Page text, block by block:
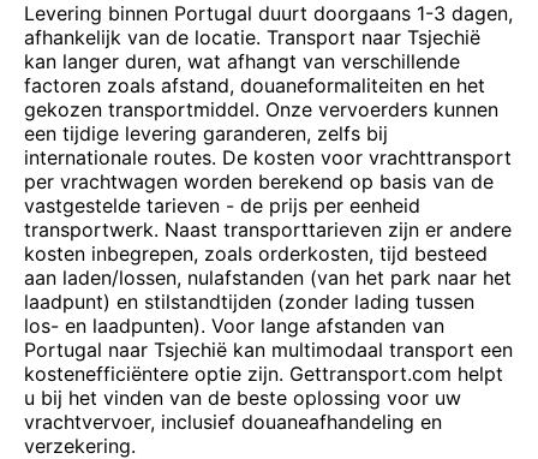
Levering binnen Portugal duurt doorgaans 1-3 dagen,
afhankelijk van de locatie. Transport naar Tsjechië
kan langer duren, wat afhangt van verschillende
factoren zoals afstand, douaneformaliteiten en het
gekozen transportmiddel. Onze vervoerders kunnen
een tijdige levering garanderen, zelfs bij
internationale routes. De kosten voor vrachttransport
per vrachtwagen worden berekend op basis van de
vastgestelde tarieven - de prijs per eenheid
transportwerk. Naast transporttarieven zijn er andere
kosten inbegrepen, zoals orderkosten, tijd besteed
aan laden/lossen, nulafstanden (van het park naar het
laadpunt) en stilstandtijden (zonder lading tussen
los- en laadpunten). Voor lange afstanden van
Portugal naar Tsjechië kan multimodaal transport een
kostenefficiëntere optie zijn. Gettransport.com helpt
u bij het vinden van de beste oplossing voor uw
vrachtvervoer, inclusief douaneafhandeling en
verzekering.